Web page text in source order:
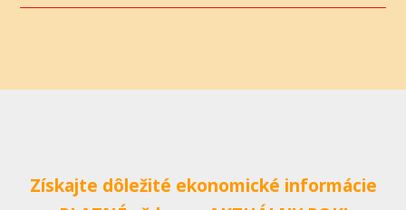
Získajte dôležité ekonomické informácie